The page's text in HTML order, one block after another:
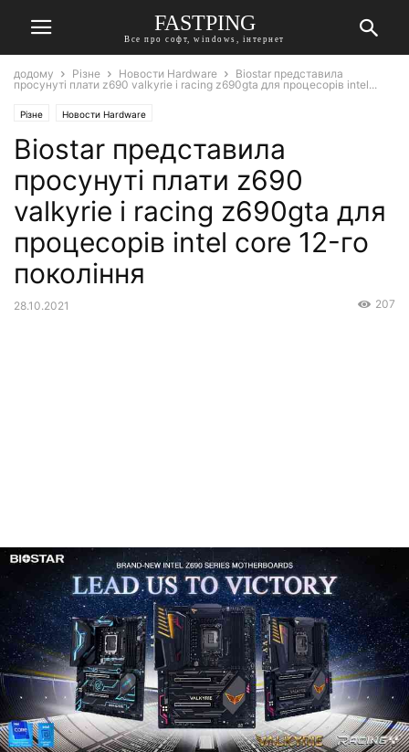
FASTPING
Все про софт, windows, інтернет
додому Різне Новости Hardware
Biostar представила
просунуті плати z690 valkyrie і racing z690gta для процесорів intel...
Різне Новости Hardware
Biostar представила
просунуті плати z690
valkyrie і racing z690gta для
процесорів intel core 12-го
покоління
28.10.2021 207